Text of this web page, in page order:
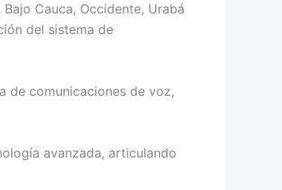
Cauca, Occidente, Urabá
del sistema de
de comunicaciones de voz,
avanzada, articulando